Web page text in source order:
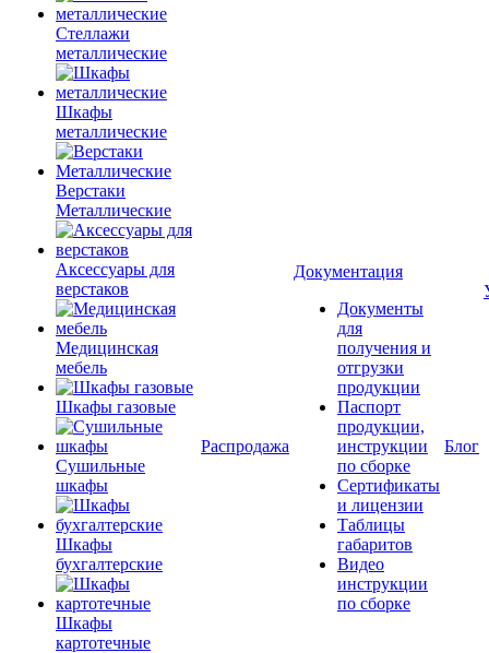
Стеллажи
металлические
Шкафы
металлические
Верстаки
Металлические
Аксессуары для
верстаков
Медицинская
мебель
Шкафы газовые
Сушильные
шкафы
Шкафы
бухгалтерские
Шкафы
картотечные
Распродажа
Документация
Документы
для
получения и
отгрузки
продукции
Паспорт
продукции,
инструкции
по сборке
Сертификаты
и лицензии
Таблицы
габаритов
Видео
инструкции
по сборке
Блог